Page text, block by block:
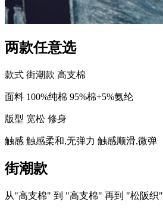
两款任意选
款式 街潮款 高支棉
面料 100%纯棉 95%棉+5%氨纶
版型 宽松 修身
触感 触感柔和,无弹力 触感顺滑,微弹
街潮款
从"高支棉" 到 "高支棉" 再到 "松阪织"